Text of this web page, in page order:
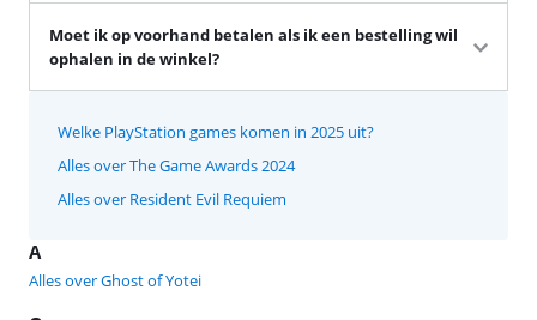
Moet ik op voorhand betalen als ik een bestelling wil
ophalen in de winkel?
Welke PlayStation games komen in 2025 uit?
Alles over The Game Awards 2024
Alles over Resident Evil Requiem
A
Alles over Ghost of Yotei